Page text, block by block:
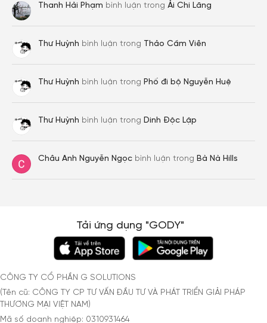
Thanh Hải Phạm bình luận trong Ải Chi Lăng
Thư Huỳnh bình luận trong Thảo Cầm Viên
Thư Huỳnh bình luận trong Phố đi bộ Nguyễn Huệ
Thư Huỳnh bình luận trong Dinh Độc Lập
Châu Anh Nguyễn Ngọc bình luận trong Bà Nà Hills
Tải ứng dụng "GODY"
CÔNG TY CỔ PHẦN G SOLUTIONS
(Tên cũ: CÔNG TY CP TƯ VẤN ĐẦU TƯ VÀ PHÁT TRIỂN GIẢI PHÁP
THƯƠNG MẠI VIỆT NAM)
Mã số doanh nghiệp: 0310931464